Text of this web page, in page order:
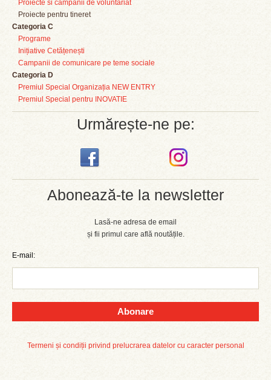
Proiecte si campanii de voluntariat
Proiecte pentru tineret
Categoria C
Programe
Inițiative Cetățenești
Campanii de comunicare pe teme sociale
Categoria D
Premiul Special Organizația NEW ENTRY
Premiul Special pentru INOVATIE
Urmărește-ne pe:
Abonează-te la newsletter
Lasă-ne adresa de email
și fii primul care află noutățile.
E-mail:
Abonare
Termeni și condiții privind prelucrarea datelor cu caracter personal